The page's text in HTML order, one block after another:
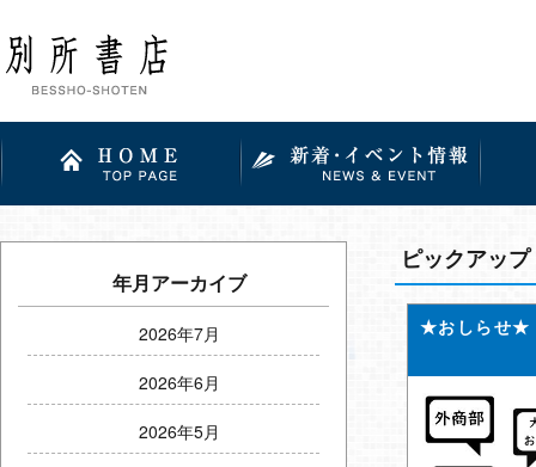
年月アーカイブ
2026年7月
2026年6月
2026年5月
ピックアップ
★おしらせ★